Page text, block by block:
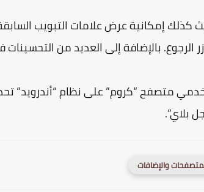
كذلك إمكانية عرض علامات التبويب
الرجوع. بالإضافة إلى العديد من
متصفح “كروم” على نظام “أندرويد”
بلاي”.
والإضافات